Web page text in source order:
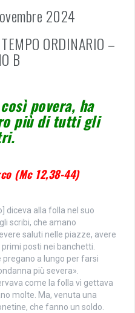
2024
ORDINARIO –
B
povera, ha
più di tutti gli
(Mc 12,38-44)
diceva alla folla nel suo
scribi, che amano
saluti nelle piazze, avere
posti nei banchetti.
pregano a lungo per farsi
più severa».
come la folla vi gettava
molte. Ma, venuta una
che fanno un soldo.